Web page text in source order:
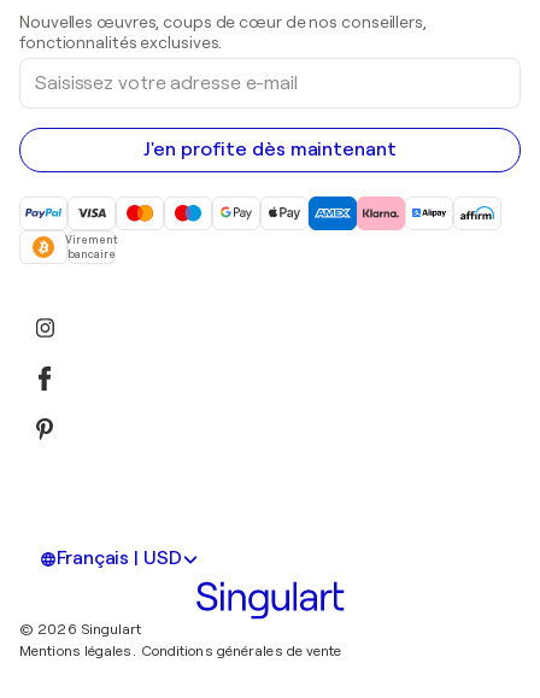
Peintures acryliques
Nouvelles œuvres, coups de cœur de nos conseillers,
fonctionnalités exclusives.
Saisissez
votre
adresse
e-
mail
J'en profite dès maintenant
Virement
bancaire
Français | USD
© 2026 Singulart
Mentions légales. Conditions générales de vente